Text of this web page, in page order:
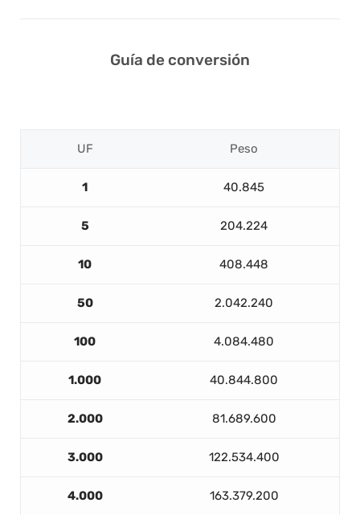
Guía de conversión
UF Peso
1 40.845
5 204.224
10 408.448
50 2.042.240
100 4.084.480
1.000 40.844.800
2.000 81.689.600
3.000 122.534.400
4.000 163.379.200